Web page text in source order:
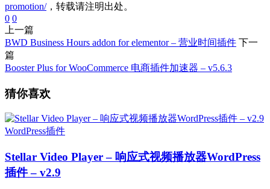
promotion/，转载请注明出处。
0 0
上一篇
BWD Business Hours addon for elementor – 营业时间插件 下一
篇
Booster Plus for WooCommerce 电商插件加速器 – v5.6.3
猜你喜欢
WordPress插件
Stellar Video Player – 响应式视频播放器WordPress
插件 – v2.9